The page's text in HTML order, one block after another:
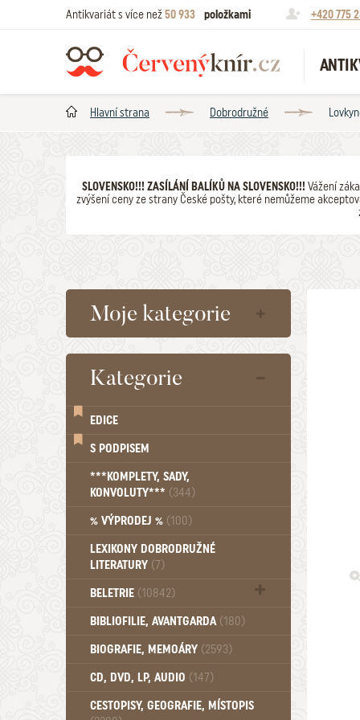
Antikvariát s více než50 933 položkami +420 775
Hlavní strana Dobrodružné
SLOVENSKO!!! ZASÍLÁNÍ BALÍKŮ NA SLOVENSKO!!! Vážení
zvýšení ceny ze strany České pošty, které nemůžeme
Moje kategorie
Kategorie
EDICE
S PODPISEM
***KOMPLETY, SADY,
KONVOLUTY*** (344)
% VÝPRODEJ % (100)
LEXIKONY DOBRODRUŽNÉ
LITERATURY (7)
BELETRIE (10842)
Beletrie - Historická (1388)
Beletrie - Povídky (1758)
Beletrie - Válečné romány (489)
Beletrie - Ženské a dívčí romány
BIBLIOFILIE, AVANTGARDA (180)
BIOGRAFIE, MEMOÁRY (2593)
CD, DVD, LP, AUDIO (147)
CESTOPISY, GEOGRAFIE, MÍSTOPIS